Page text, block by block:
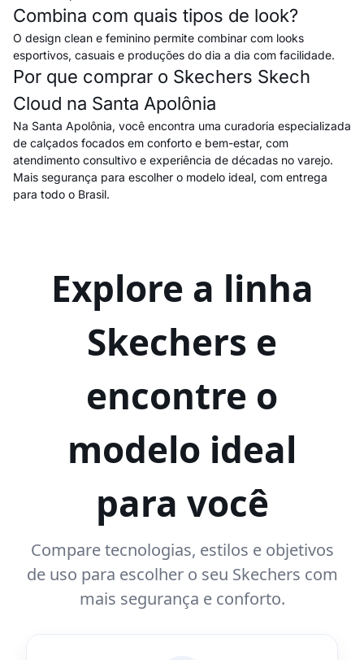
Combina com quais tipos de look?
O design clean e feminino permite combinar com looks
esportivos, casuais e produções do dia a dia com facilidade.
Por que comprar o Skechers Skech
Cloud na Santa Apolônia
Na Santa Apolônia, você encontra uma curadoria especializada
de calçados focados em conforto e bem-estar, com
atendimento consultivo e experiência de décadas no varejo.
Mais segurança para escolher o modelo ideal, com entrega
para todo o Brasil.
Explore a linha
Skechers e
encontre o
modelo ideal
para você
Compare tecnologias, estilos e objetivos
de uso para escolher o seu Skechers com
mais segurança e conforto.